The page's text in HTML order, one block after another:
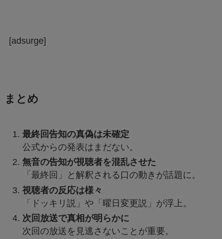
[adsurge]
まとめ
最終回告知の真偽は未確定
公式からの発表はまだない。
無音の告知が視聴者を混乱させた
「最終回」と解釈される口の動きが話題に。
視聴者の反応は様々
「ドッキリ説」や「曜日変更説」が浮上。
次回放送で真相が明らかに
次回の放送を見逃さないことが重要。